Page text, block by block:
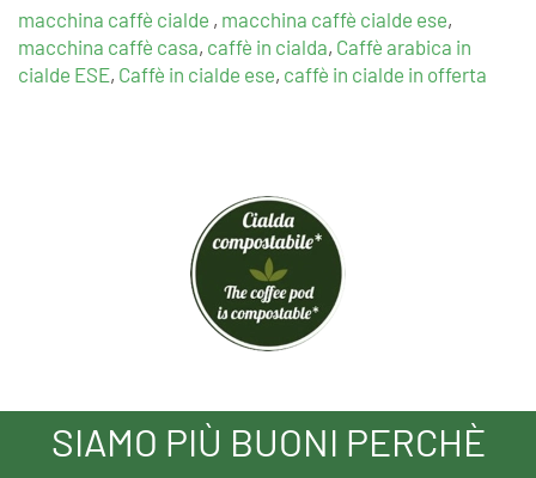
macchina caffè cialde , macchina caffè cialde ese,
macchina caffè casa, caffè in cialda, Caffè arabica in
cialde ESE, Caffè in cialde ese, caffè in cialde in offerta
SIAMO PIÙ BUONI PERCHÈ